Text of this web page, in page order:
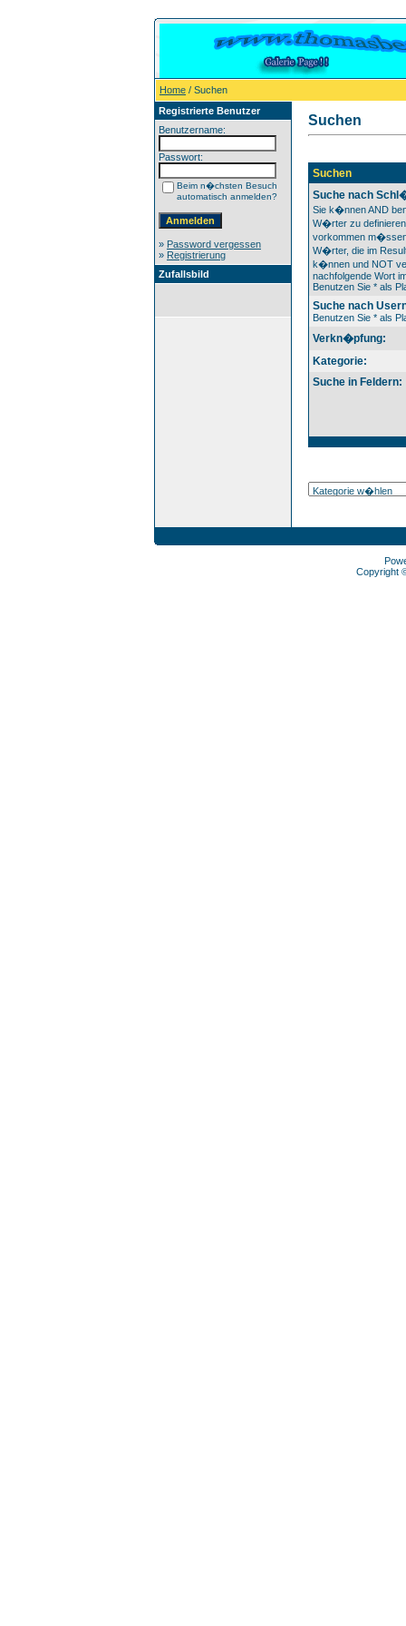
Home / Suchen
Registrierte Benutzer
Benutzername:
Passwort:
Beim n�chsten Besuch
automatisch anmelden?
» Password vergessen
» Registrierung
Zufallsbild
Suchen
Suchen
Suche nach
Sie k�nnen AND
W�rter zu
vorkommen
W�rter, die im
k�nnen und NOT
nachfolgende Wort
Benutzen Sie * als
Suche nach
Benutzen Sie * als
Verkn�pfung:
Kategorie:
Suche in Feldern:
Copyright